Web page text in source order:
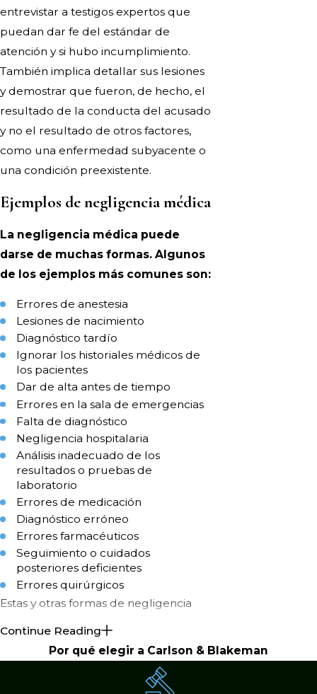
entrevistar a testigos expertos que
puedan dar fe del estándar de
atención y si hubo incumplimiento.
También implica detallar sus lesiones
y demostrar que fueron, de hecho, el
resultado de la conducta del acusado
y no el resultado de otros factores,
como una enfermedad subyacente o
una condición preexistente.
Ejemplos de negligencia médica
La negligencia médica puede
darse de muchas formas. Algunos
de los ejemplos más comunes son:
Errores de anestesia
Lesiones de nacimiento
Diagnóstico tardío
Ignorar los historiales médicos de
los pacientes
Dar de alta antes de tiempo
Errores en la sala de emergencias
Falta de diagnóstico
Negligencia hospitalaria
Análisis inadecuado de los
resultados o pruebas de
laboratorio
Errores de medicación
Diagnóstico erróneo
Errores farmacéuticos
Seguimiento o cuidados
posteriores deficientes
Errores quirúrgicos
Estas y otras formas de negligencia
médica pueden tener consecuencias
devastadoras que alteran la vida de
las víctimas y sus seres queridos,
incluyendo el deterioro permanente y
Continue Reading
Por qué elegir a Carlson & Blakeman